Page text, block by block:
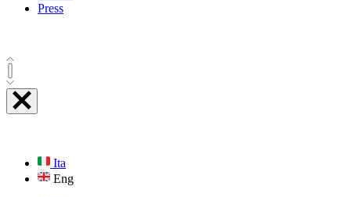
Press
Ita
Eng